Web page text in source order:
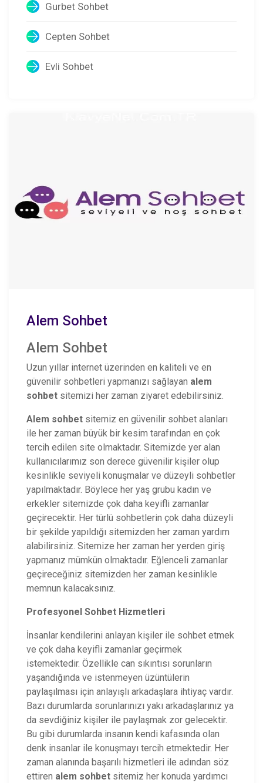
Gurbet Sohbet
Cepten Sohbet
Evli Sohbet
Alem Sohbet
Alem Sohbet
Uzun yıllar internet üzerinden en kaliteli ve en
güvenilir sohbetleri yapmanızı sağlayan alem
sohbet sitemizi her zaman ziyaret edebilirsiniz.
Alem sohbet sitemiz en güvenilir sohbet alanları
ile her zaman büyük bir kesim tarafından en çok
tercih edilen site olmaktadır. Sitemizde yer alan
kullanıcılarımız son derece güvenilir kişiler olup
kesinlikle seviyeli konuşmalar ve düzeyli sohbetler
yapılmaktadır. Böylece her yaş grubu kadın ve
erkekler sitemizde çok daha keyifli zamanlar
geçirecektir. Her türlü sohbetlerin çok daha düzeyli
bir şekilde yapıldığı sitemizden her zaman yardım
alabilirsiniz. Sitemize her zaman her yerden giriş
yapmanız mümkün olmaktadır. Eğlenceli zamanlar
geçireceğiniz sitemizden her zaman kesinlikle
memnun kalacaksınız.
Profesyonel Sohbet Hizmetleri
İnsanlar kendilerini anlayan kişiler ile sohbet etmek
ve çok daha keyifli zamanlar geçirmek
istemektedir. Özellikle can sıkıntısı sorunların
yaşandığında ve istenmeyen üzüntülerin
paylaşılması için anlayışlı arkadaşlara ihtiyaç vardır.
Bazı durumlarda sorunlarınızı yakı arkadaşlarınız ya
da sevdiğiniz kişiler ile paylaşmak zor gelecektir.
Bu gibi durumlarda insanın kendi kafasında olan
denk insanlar ile konuşmayı tercih etmektedir. Her
zaman alanında başarılı hizmetleri ile adından söz
ettiren alem sohbet sitemiz her konuda yardımcı